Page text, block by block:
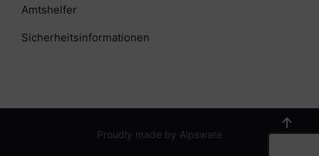
Amtshelfer
Sicherheitsinformationen
Proudly made by Alpsware